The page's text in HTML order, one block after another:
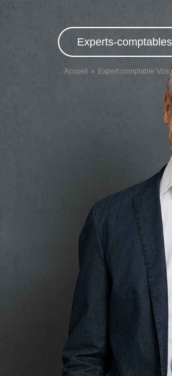
Experts-
Accueil Expert comptable